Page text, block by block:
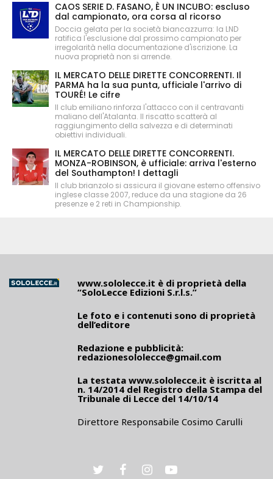
CAOS SERIE D. FASANO, È UN INCUBO: escluso
dal campionato, ora corsa al ricorso
Doccia gelata per la società biancazzurra: la LND
ratifica l'esclusione dal prossimo campionato per
irregolarità nella documentazione d'iscrizione. La
nuova proprietà non si arrende.
IL MERCATO DELLE DIRETTE CONCORRENTI. Il
PARMA ha la sua punta, ufficiale l'arrivo di
TOURÉ! Le cifre
Il club emiliano rinforza l'attacco con il centravanti
maliano dell'Atalanta. Il riscatto scatterà al
raggiungimento della salvezza e di determinati
obiettivi individuali.
IL MERCATO DELLE DIRETTE CONCORRENTI.
MONZA-ROBINSON, è ufficiale: arriva l'esterno
del Southampton! I dettagli
Il club brianzolo si assicura il giovane esterno offensivo
inglese classe 2007, reduce da una stagione da 26
presenze e 2 reti in Championship.
www.sololecce.it è di proprietà della
“SoloLecce Edizioni S.r.l.s.”
Le foto e i contenuti sono di proprietà
dell’editore
Redazione e pubblicità:
redazionesololecce@gmail.com
La testata www.sololecce.it è iscritta al
n. 14/2014 del Registro della Stampa del
Tribunale di Lecce del 14/10/14
Direttore Responsabile Cosimo Carulli